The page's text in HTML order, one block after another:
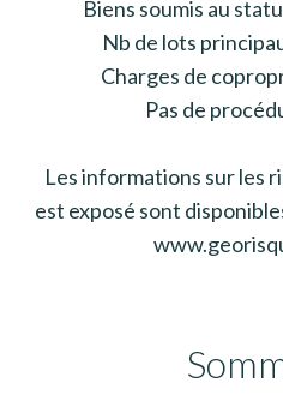
Biens soumis au
Nb de lots
Charges de
Pas de
Les informations sur les
est exposé sont